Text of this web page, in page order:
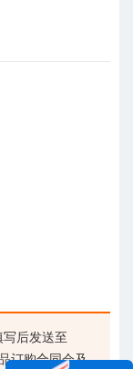
后发送至
订购合同会及